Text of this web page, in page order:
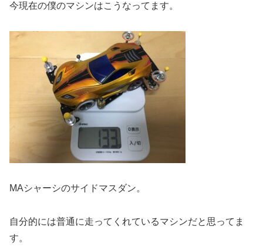
今現在の僕のマシンはこうなってます。
MAシャーシのサイドマスダン。
自分的には普通に走ってくれているマシンだと思ってま
す。